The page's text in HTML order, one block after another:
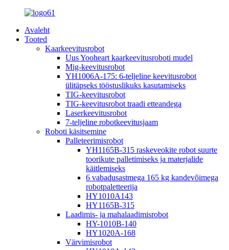
Avaleht
Tooted
Kaarkeevitusrobot
Uus Yooheart kaarkeevitusroboti mudel
Mig-keevitusrobot
YH1006A-175: 6-teljeline keevitusrobot
ülitäpseks tööstuslikuks kasutamiseks
TIG-keevitusrobot
TIG-keevitusrobot traadi etteandega
Laserkeevitusrobot
7-teljeline robotkeevitusjaam
Roboti käsitsemine
Palleteerimisrobot
YH1165B-315 raskeveokite robot suurte
toorikute palletimiseks ja materjalide
käitlemiseks
6 vabadusastmega 165 kg kandevõimega
robotpaletteerija
HY1010A143
HY1165B-315
Laadimis- ja mahalaadimisrobot
HY-1010B-140
HY1020A-168
Värvimisrobot